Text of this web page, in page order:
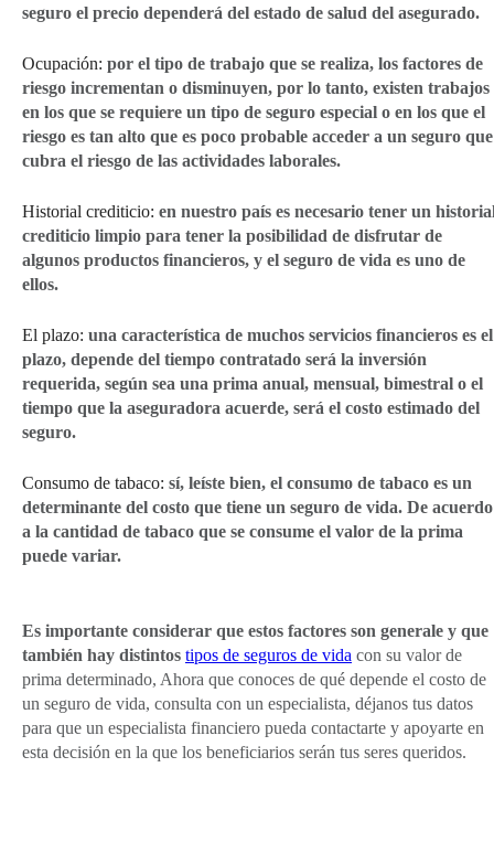
seguro el precio dependerá del estado de salud del asegurado.
Ocupación: por el tipo de trabajo que se realiza, los factores de
riesgo incrementan o disminuyen, por lo tanto, existen trabajos
en los que se requiere un tipo de seguro especial o en los que el
riesgo es tan alto que es poco probable acceder a un seguro que
cubra el riesgo de las actividades laborales.
Historial crediticio: en nuestro país es necesario tener un
crediticio limpio para tener la posibilidad de disfrutar de
algunos productos financieros, y el seguro de vida es uno de
ellos.
El plazo: una característica de muchos servicios financieros es el
plazo, depende del tiempo contratado será la inversión
requerida, según sea una prima anual, mensual, bimestral o el
tiempo que la aseguradora acuerde, será el costo estimado del
seguro.
Consumo de tabaco: sí, leíste bien, el consumo de tabaco es un
determinante del costo que tiene un seguro de vida. De acuerdo
a la cantidad de tabaco que se consume el valor de la prima
puede variar.
Es importante considerar que estos factores son generale y que
también hay distintos tipos de seguros de vida con su valor de
prima determinado, Ahora que conoces de qué depende el costo de
un seguro de vida, consulta con un especialista, déjanos tus datos
para que un especialista financiero pueda contactarte y apoyarte en
esta decisión en la que los beneficiarios serán tus seres queridos.